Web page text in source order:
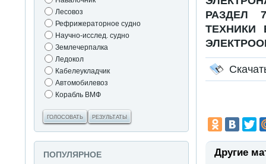
РАЗДЕЛ
ТЕХНИКИ
Другие
Лесовоз
Рефрижераторное судно
Научно-исслед. судно
Землечерпалка
Ледокол
Кабелеукладчик
Автомобилевоз
Корабль ВМФ
ГОЛОСОВАТЬ РЕЗУЛЬТАТЫ
ПОПУЛЯРНОЕ